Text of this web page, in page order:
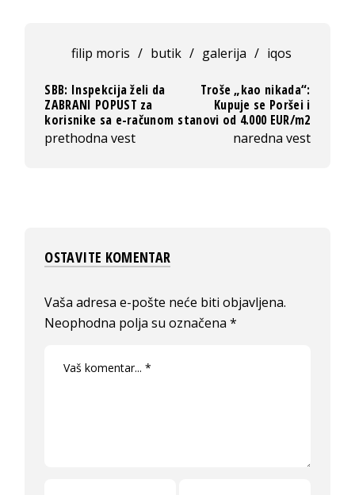
filip moris / butik / galerija / iqos
SBB: Inspekcija želi da
ZABRANI POPUST za
korisnike sa e-računom
prethodna vest
Troše „kao nikada“:
Kupuje se Poršei i
stanovi od 4.000 EUR/m2
naredna vest
OSTAVITE KOMENTAR
Vaša adresa e-pošte neće biti objavljena.
Neophodna polja su označena*